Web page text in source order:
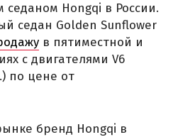
седаном Hongqi в России.
седан Golden Sunflower
в пятиместной и
с двигателями V6
по цене от
бренд Hongqi в